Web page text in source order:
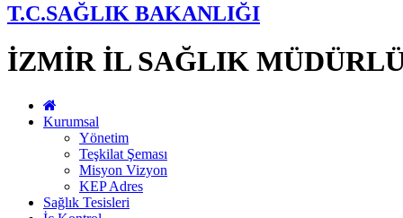
T.C.SAĞLIK BAKANLIĞI
İZMİR İL SAĞLIK
Kurumsal
Yönetim
Teşkilat Şeması
Misyon Vizyon
KEP Adres
Sağlık Tesisleri